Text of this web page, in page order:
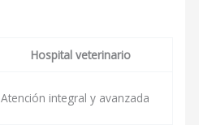
Hospital veterinario
Atención integral y avanzada